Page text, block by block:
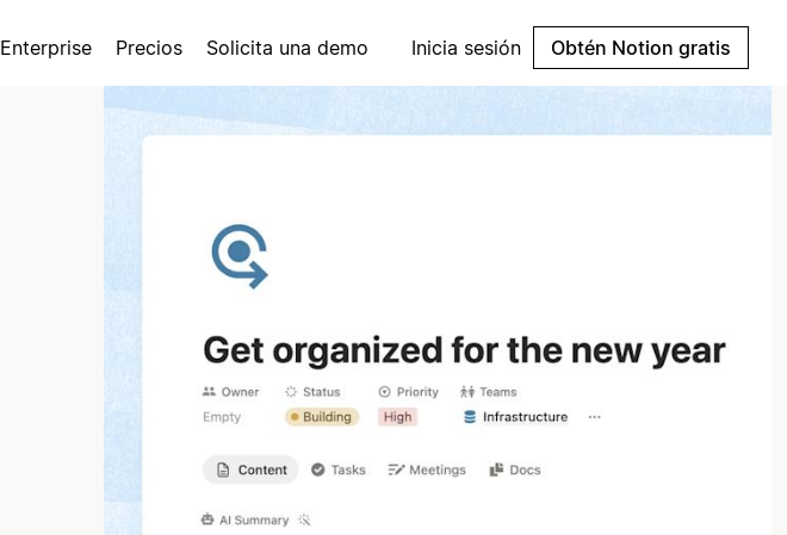
Enterprise Precios Solicita una demo Inicia sesión Obtén Notion gratis